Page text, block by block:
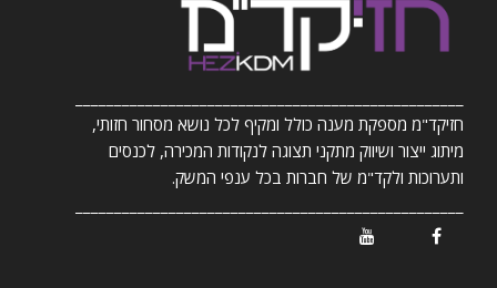
חזיקד"מ מספקת מענה כולל ומקיף לכל נושא מסחור חזותי,
מיתוג ייצור ושיווק מתקני תצוגה לנקודות המכירה, לכנסים
ותערוכות ולקד"מ של חברות בכל ענפי המשק.